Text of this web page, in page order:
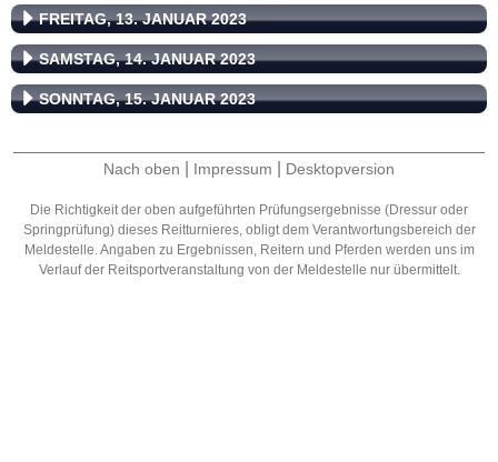
FREITAG, 13. JANUAR 2023
SAMSTAG, 14. JANUAR 2023
SONNTAG, 15. JANUAR 2023
Nach oben Impressum Desktopversion
Die Richtigkeit der oben aufgeführten Prüfungsergebnisse (Dressur oder
Springprüfung) dieses Reitturnieres, obligt dem Verantwortungsbereich der
Meldestelle. Angaben zu Ergebnissen, Reitern und Pferden werden uns im
Verlauf der Reitsportveranstaltung von der Meldestelle nur übermittelt.